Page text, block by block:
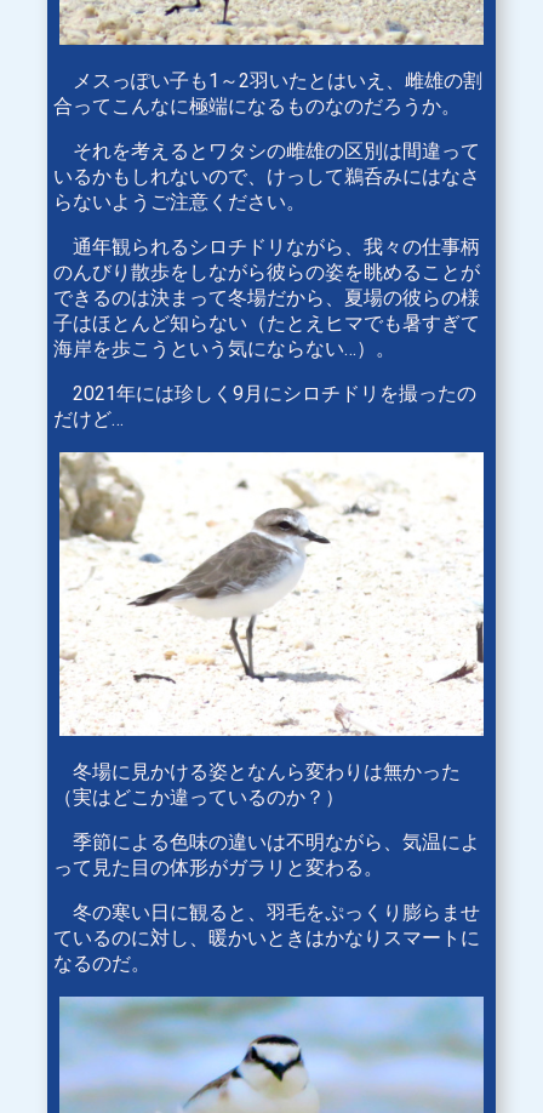
メスっぽい子も1～2羽いたとはいえ、雌雄の割
合ってこんなに極端になるものなのだろうか。
それを考えるとワタシの雌雄の区別は間違って
いるかもしれないので、けっして鵜呑みにはなさ
らないようご注意ください。
通年観られるシロチドリながら、我々の仕事柄
のんびり散歩をしながら彼らの姿を眺めることが
できるのは決まって冬場だから、夏場の彼らの様
子はほとんど知らない（たとえヒマでも暑すぎて
海岸を歩こうという気にならない…）。
2021年には珍しく9月にシロチドリを撮ったの
だけど…
冬場に見かける姿となんら変わりは無かった
（実はどこか違っているのか？）
季節による色味の違いは不明ながら、気温によ
って見た目の体形がガラリと変わる。
冬の寒い日に観ると、羽毛をぷっくり膨らませ
ているのに対し、暖かいときはかなりスマートに
なるのだ。